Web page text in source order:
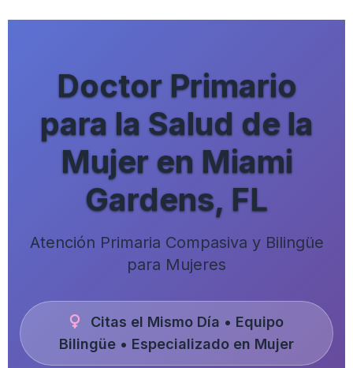
Doctor Primario
para la Salud de la
Mujer en Miami
Gardens, FL
Atención Primaria Compasiva y Bilingüe
para Mujeres
Citas el Mismo Día • Equipo
Bilingüe • Especializado en Mujer